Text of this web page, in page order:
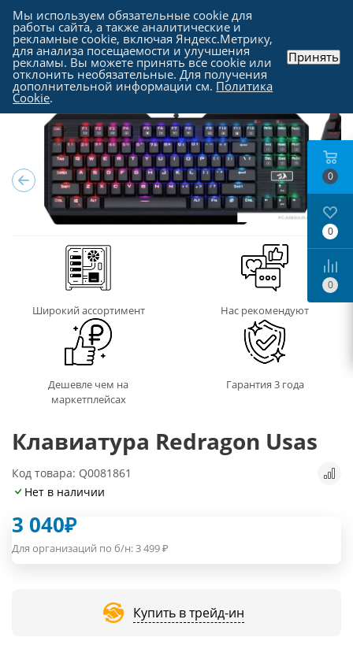
Каталог - Периферия - Клавиатуры
Широкий ассортимент Нас рекомендуют
Дешевле чем на
маркетплейсах
Гарантия 3 года
Клавиатура Redragon Usas
Код товара: Q0081861
Нет в наличии
3 040₽
Для организаций по б/н:3 499₽
Купить в трейд-ин
0
0
0
Мы используем обязательные cookie для
работы сайта, а также аналитические и
рекламные cookie, включая Яндекс.Метрику,
для анализа посещаемости и улучшения
рекламы. Вы можете принять все cookie или
отклонить необязательные. Для получения
дополнительной информации см. Политика
Cookie.
Принять